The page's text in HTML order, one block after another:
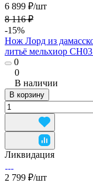
6 899 ₽/шт
8 116 ₽
-15%
Нож Лорд из
литьё мельхиор
0
0
В наличии
В корзину
Ликвидация
2 799 ₽/шт